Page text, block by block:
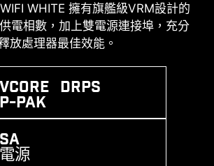
防刮保護
供三階段 NPU 超頻功能，讓使用者
整 NPU 的性能表現。此功能操作簡
WHITE 擁有旗艦級VRM設計的
電相數，加上雙電源連接埠，充分
放處理器最佳效能。
Vcore DRPS
P-PAK
SA
電源
憶體支援，為 DDR 性能邁進一大步
WIFI WHITE 結合獨家 SMT焊接工
Boost 技術，為您激發世界級的
記憶體性能。
MEMORY
BOOST
PROCESS
(TVS) 是用於防止電壓過高的安全
主機板均配置 TVS。當電壓異常升
阻狀態切換到低阻狀態，將過高的
壞。 .